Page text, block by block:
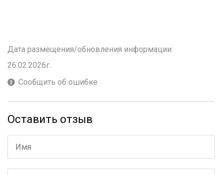
Дата размещения/обновления информации:
26.02.2026г.
Сообщить об ошибке
Оставить отзыв